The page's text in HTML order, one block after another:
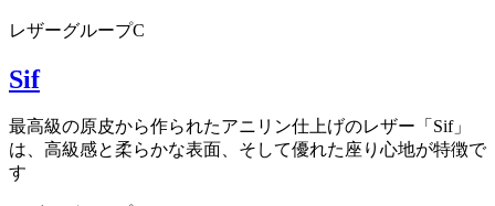
レザーグループC
Sif
最高級の原皮から作られたアニリン仕上げのレザー「Sif」
は、高級感と柔らかな表面、そして優れた座り心地が特徴で
す